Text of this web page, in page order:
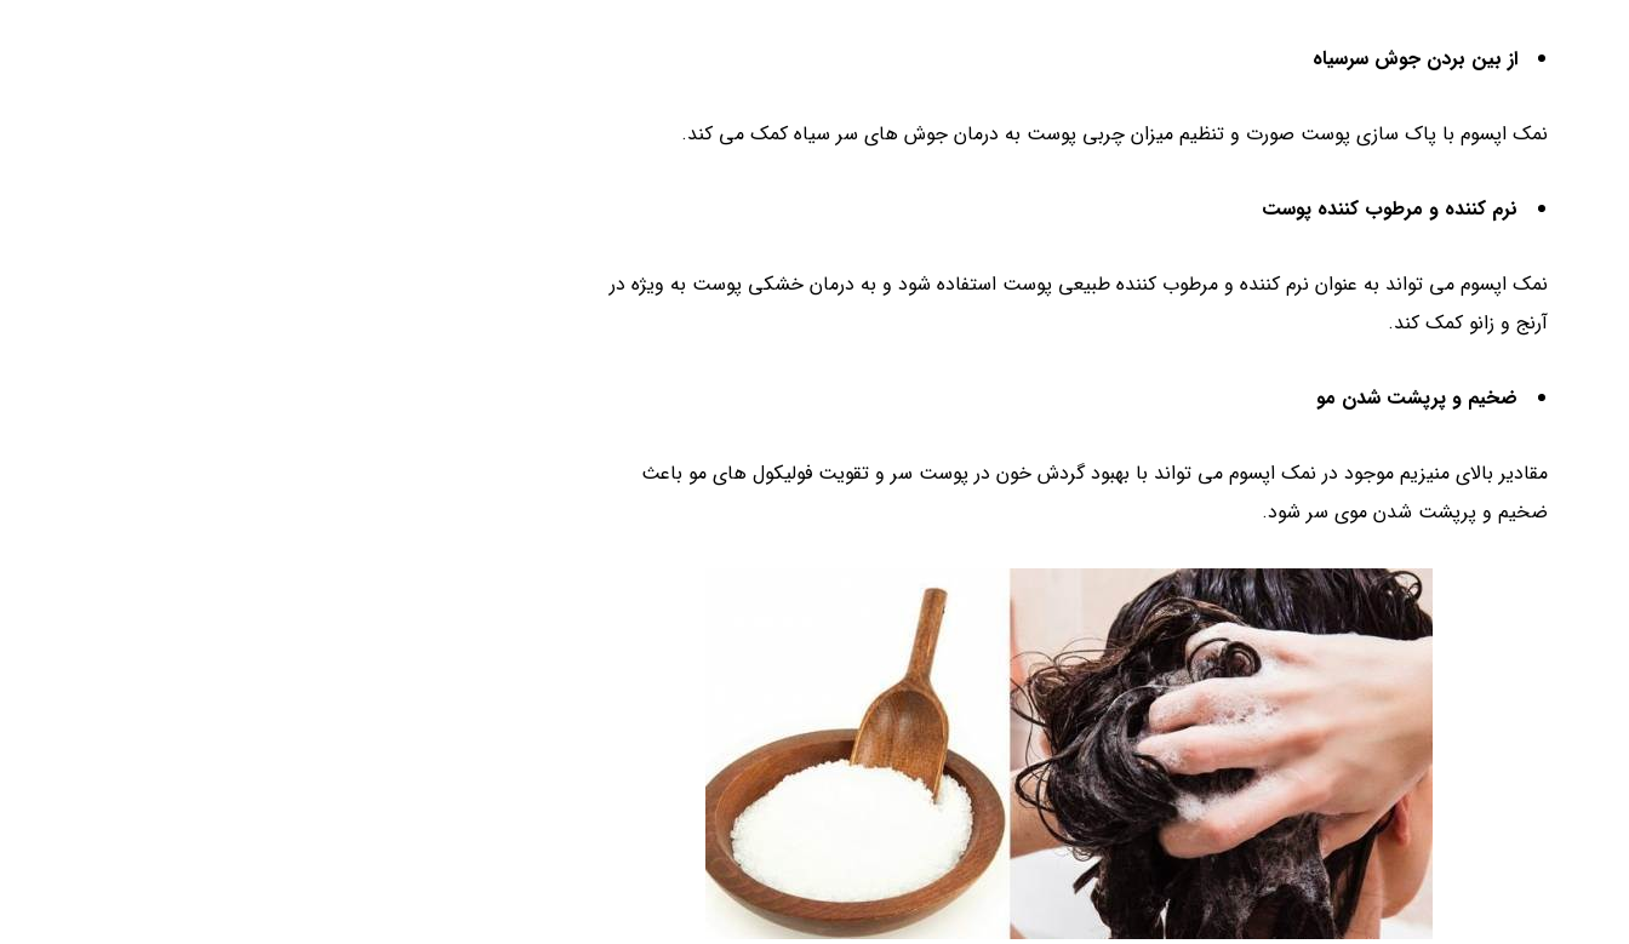
از بین بردن جوش سرسیاه
نمک اپسوم با پاک سازی پوست صورت و تنظیم میزان چربی پوست به درمان جوش های سر سیاه کمک می کند.
نرم کننده و مرطوب کننده پوست
نمک اپسوم می تواند به عنوان نرم کننده و مرطوب کننده طبیعی پوست استفاده شود و به درمان خشکی پوست به ویژه در
آرنج و زانو کمک کند.
ضخیم و پرپشت شدن مو
مقادیر بالای منیزیم موجود در نمک اپسوم می تواند با بهبود گردش خون در پوست سر و تقویت فولیکول های مو باعث
ضخیم و پرپشت شدن موی سر شود.